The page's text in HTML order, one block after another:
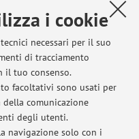
i cookie
necessari per il suo
di tracciamento
il tuo consenso.
facoltativi sono usati per
comunicazione
degli utenti.
navigazione solo con i
e romana
Cultura
romano
nel mondo greco